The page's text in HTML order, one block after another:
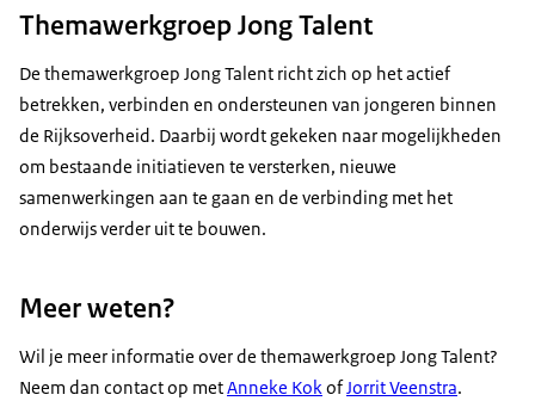
Themawerkgroep Jong Talent
De themawerkgroep Jong Talent richt zich op het actief
betrekken, verbinden en ondersteunen van jongeren binnen
de Rijksoverheid. Daarbij wordt gekeken naar mogelijkheden
om bestaande initiatieven te versterken, nieuwe
samenwerkingen aan te gaan en de verbinding met het
onderwijs verder uit te bouwen.
Meer weten?
Wil je meer informatie over de themawerkgroep Jong Talent?
Neem dan contact op metAnneke KokofJorrit Veenstra.